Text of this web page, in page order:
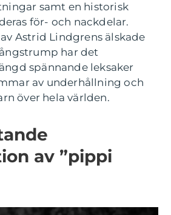
samt en historisk
för- och nackdelar.
Astrid Lindgrens älskade
har det
spännande leksaker
av underhållning och
över hela världen.
av ”pippi